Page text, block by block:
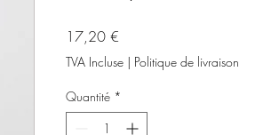
17,20 €
TVA Incluse | Politique de livraison
Quantité *